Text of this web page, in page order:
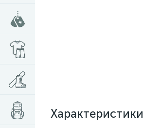
Характеристики